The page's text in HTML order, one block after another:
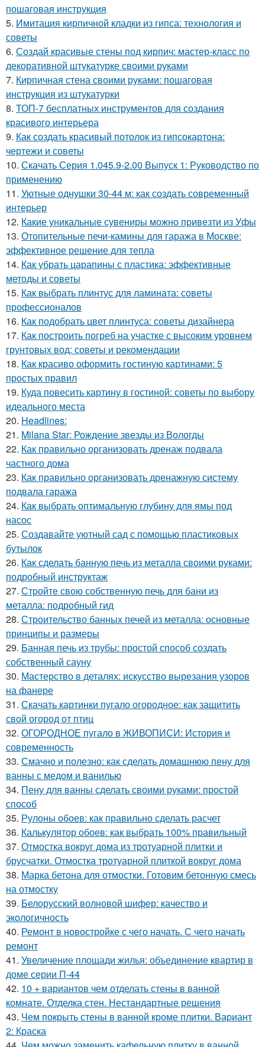
пошаговая инструкция
5. Имитация кирпичной кладки из гипса: технология и
советы
6. Создай красивые стены под кирпич: мастер-класс по
декоративной штукатурке своими руками
7. Кирпичная стена своими руками: пошаговая
инструкция из штукатурки
8. ТОП-7 бесплатных инструментов для создания
красивого интерьера
9. Как создать красивый потолок из гипсокартона:
чертежи и советы
10. Скачать Серия 1.045.9-2.00 Выпуск 1: Руководство по
применению
11. Уютные однушки 30-44 м: как создать современный
интерьер
12. Какие уникальные сувениры можно привезти из Уфы
13. Отопительные печи-камины для гаража в Москве:
эффективное решение для тепла
14. Как убрать царапины с пластика: эффективные
методы и советы
15. Как выбрать плинтус для ламината: советы
профессионалов
16. Как подобрать цвет плинтуса: советы дизайнера
17. Как построить погреб на участке с высоким уровнем
грунтовых вод: советы и рекомендации
18. Как красиво оформить гостиную картинами: 5
простых правил
19. Куда повесить картину в гостиной: советы по выбору
идеального места
20. Headlines:
21. Milana Star: Рождение звезды из Вологды
22. Как правильно организовать дренаж подвала
частного дома
23. Как правильно организовать дренажную систему
подвала гаража
24. Как выбрать оптимальную глубину для ямы под
насос
25. Создавайте уютный сад с помощью пластиковых
бутылок
26. Как сделать банную печь из металла своими руками:
подробный инструктаж
27. Стройте свою собственную печь для бани из
металла: подробный гид
28. Строительство банных печей из металла: основные
принципы и размеры
29. Банная печь из трубы: простой способ создать
собственный сауну
30. Мастерство в деталях: искусство вырезания узоров
на фанере
31. Скачать картинки пугало огородное: как защитить
свой огород от птиц
32. ОГОРОДНОЕ пугало в ЖИВОПИСИ: История и
современность
33. Смачно и полезно: как сделать домашнюю пену для
ванны с медом и ванилью
34. Пену для ванны сделать своими руками: простой
способ
35. Рулоны обоев: как правильно сделать расчет
36. Калькулятор обоев: как выбрать 100% правильный
37. Отмостка вокруг дома из тротуарной плитки и
брусчатки. Отмостка тротуарной плиткой вокруг дома
38. Марка бетона для отмостки. Готовим бетонную смесь
на отмостку
39. Белорусский волновой шифер: качество и
экологичность
40. Ремонт в новостройке с чего начать. С чего начать
ремонт
41. Увеличение площади жилья: объединение квартир в
доме серии П-44
42. 10 + вариантов чем отделать стены в ванной
комнате. Отделка стен. Нестандартные решения
43. Чем покрыть стены в ванной кроме плитки. Вариант
2: Краска